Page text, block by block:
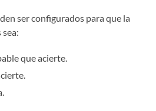
ser configurados para que la
que acierte.